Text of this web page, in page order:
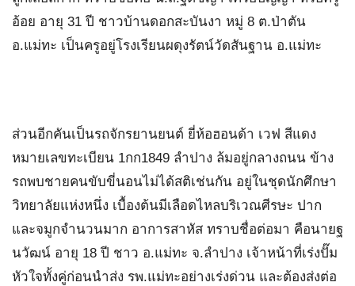
อ้อย อายุ 31 ปี ชาวบ้านดอกสะบันงา หมู่ 8 ต.ป่าตัน
อ.แม่ทะ เป็นครูอยู่โรงเรียนผดุงรัตน์วัดสันฐาน อ.แม่ทะ
ส่วนอีกคันเป็นรถจักรยานยนต์ ยี่ห้อฮอนด้า เวฟ สีแดง
หมายเลขทะเบียน 1กก1849 ลำปาง ล้มอยู่กลางถนน ข้าง
รถพบชายคนขับขี่นอนไม่ได้สติเช่นกัน อยู่ในชุดนักศึกษา
วิทยาลัยแห่งหนึ่ง เบื้องต้นมีเลือดไหลบริเวณศีรษะ ปาก
และจมูกจำนวนมาก อาการสาหัส ทราบชื่อต่อมา คือนายฐ
นวัฒน์ อายุ 18 ปี ชาว อ.แม่ทะ จ.ลำปาง เจ้าหน้าที่เร่งปั๊ม
หัวใจทั้งคู่ก่อนนำส่ง รพ.แม่ทะอย่างเร่งด่วน และต้องส่งต่อ